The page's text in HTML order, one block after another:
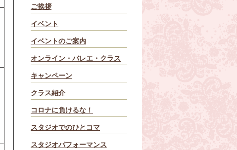
ご挨拶
イベント
イベントのご案内
オンライン・バレエ・クラス
キャンペーン
クラス紹介
コロナに負けるな！
スタジオでのひとコマ
スタジオパフォーマンス